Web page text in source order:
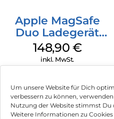
Um unsere Website für Dich
verbessern zu können,
Nutzung der Website stimmst Du
Weitere Informationen zu
Apple MagSafe
Duo Ladegerät
Weiß
148,90 €
inkl. MwSt.
Impressum